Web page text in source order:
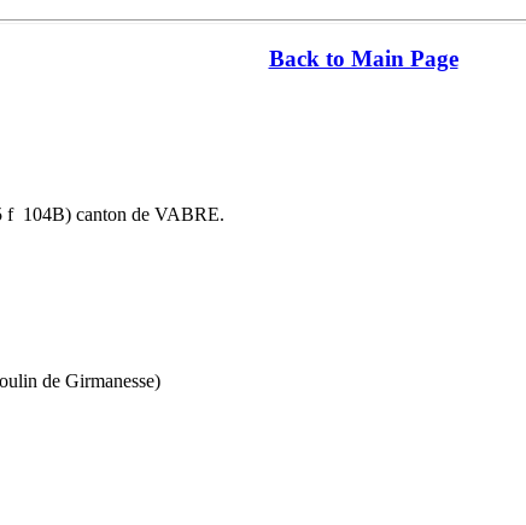
Back to Main Page
f 104B) canton de VABRE.
de Girmanesse)